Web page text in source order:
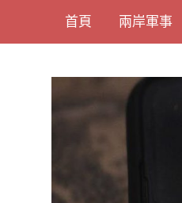
首頁 兩岸軍事